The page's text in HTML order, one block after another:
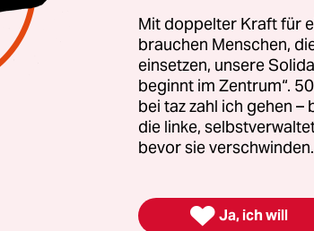
sich wegen der Regierungskrise
Sergio Mattarella hatten
Donnerstag abgelehnt. Diesen
Fünf-Sterne-Bewegungim
nicht das Vertrauen aussprach.
Mit doppelter Kraft für
brauchen Menschen,
einsetzen, unsere
beginnt im Zentrum“.
bei taz zahl ich gehen
die linke,
bevor sie
 Ja, ich will